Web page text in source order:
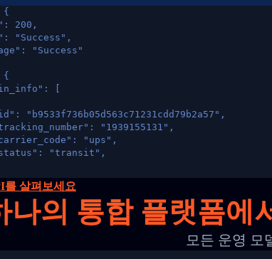
{
200,
"Success",
"Success"
{
[
"b9533f736b05d563c71231cdd79b2a57",
"1939155131",
"ups",
"transit",
"United States",
2,
"",
null,
를 살펴보세요
나의 통합 플랫폼에
모든 운영 모